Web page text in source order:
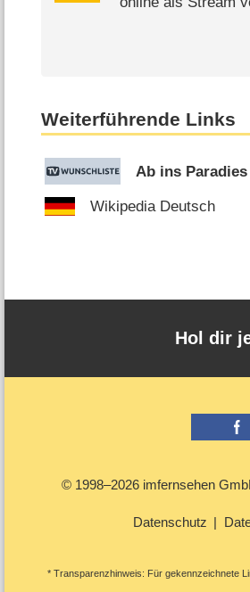
Weiterführende Links
Ab ins Paradies
Wikipedia Deutsch
Hol dir
© 1998–2026 imfernsehen
Datenschutz
* Transparenzhinweis: Für gekennzeichnete